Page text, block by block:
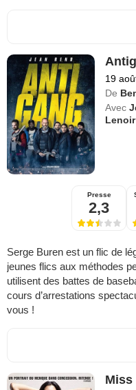
19
De
Avec
Lenoir
Presse
2,3
Serge Buren est un flic de
jeunes flics aux méthodes
utilisent des battes de
cours d’arrestations
vous !
Miss